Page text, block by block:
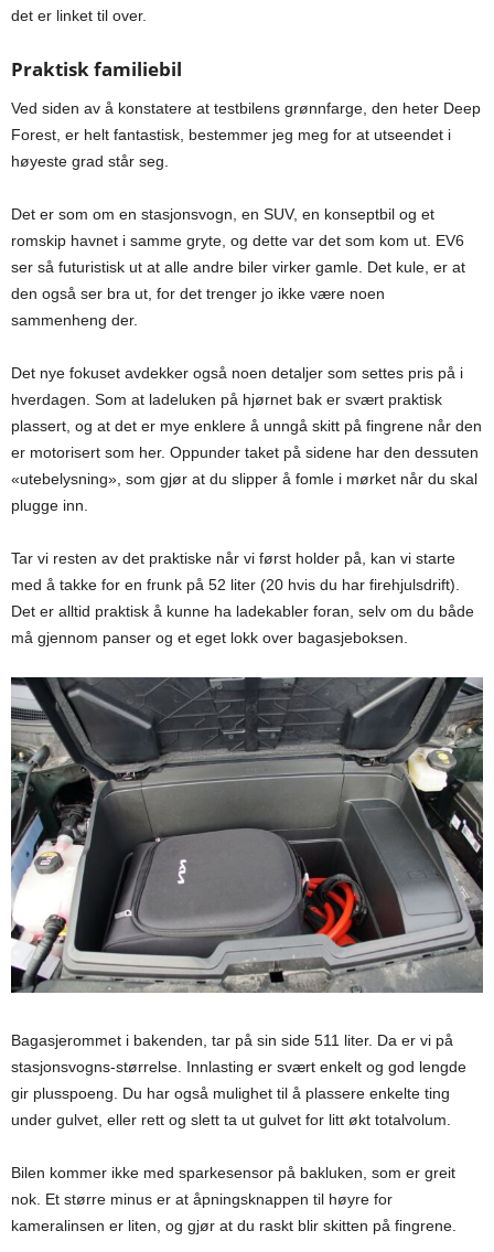
det er linket til over.
Praktisk familiebil
Ved siden av å konstatere at testbilens grønnfarge, den heter Deep
Forest, er helt fantastisk, bestemmer jeg meg for at utseendet i
høyeste grad står seg.
Det er som om en stasjonsvogn, en SUV, en konseptbil og et
romskip havnet i samme gryte, og dette var det som kom ut. EV6
ser så futuristisk ut at alle andre biler virker gamle. Det kule, er at
den også ser bra ut, for det trenger jo ikke være noen
sammenheng der.
Det nye fokuset avdekker også noen detaljer som settes pris på i
hverdagen. Som at ladeluken på hjørnet bak er svært praktisk
plassert, og at det er mye enklere å unngå skitt på fingrene når den
er motorisert som her. Oppunder taket på sidene har den dessuten
«utebelysning», som gjør at du slipper å fomle i mørket når du skal
plugge inn.
Tar vi resten av det praktiske når vi først holder på, kan vi starte
med å takke for en frunk på 52 liter (20 hvis du har firehjulsdrift).
Det er alltid praktisk å kunne ha ladekabler foran, selv om du både
må gjennom panser og et eget lokk over bagasjeboksen.
Bagasjerommet i bakenden, tar på sin side 511 liter. Da er vi på
stasjonsvogns-størrelse. Innlasting er svært enkelt og god lengde
gir plusspoeng. Du har også mulighet til å plassere enkelte ting
under gulvet, eller rett og slett ta ut gulvet for litt økt totalvolum.
Bilen kommer ikke med sparkesensor på bakluken, som er greit
nok. Et større minus er at åpningsknappen til høyre for
kameralinsen er liten, og gjør at du raskt blir skitten på fingrene.